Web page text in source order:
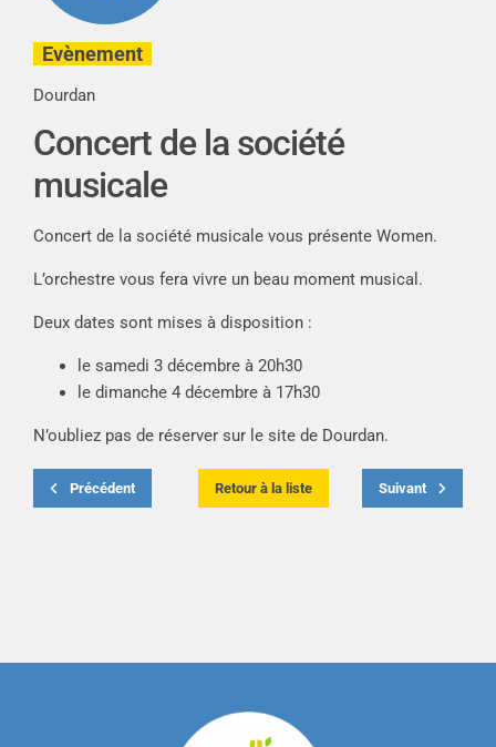
Evènement
Dourdan
Concert de la société
musicale
Concert de la société musicale vous présente Women.
L’orchestre vous fera vivre un beau moment musical.
Deux dates sont mises à disposition :
le samedi 3 décembre à 20h30
le dimanche 4 décembre à 17h30
N’oubliez pas de réserver sur le site de Dourdan.
Précédent Retour à la liste Suivant